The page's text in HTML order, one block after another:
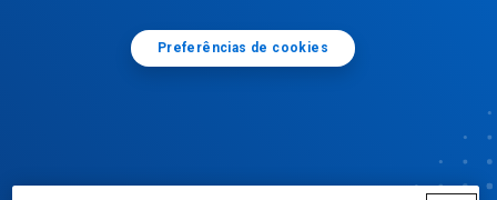
Preferências de cookies